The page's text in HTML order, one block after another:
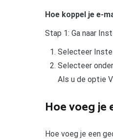
Hoe koppel je e-
Stap 1: Ga naar
Selecteer
Selecteer
Als u de optie
Hoe voeg je
Hoe voeg je een